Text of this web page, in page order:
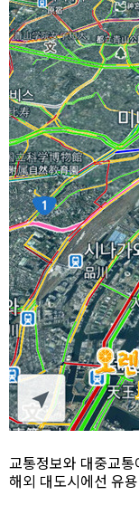
교통정보와 대중교
해외 대도시에선 유